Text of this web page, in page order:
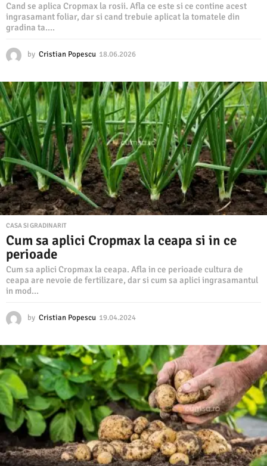
Cand se aplica Cropmax la rosii. Afla ce este si ce contine acest
ingrasamant foliar, dar si cand trebuie aplicat la tomatele din
gradina ta....
by Cristian Popescu 18.06.2026
0
6
2
0
2
6
CASA SI GRADINARIT
Cum sa aplici Cropmax la ceapa si in ce
perioade
Cum sa aplici Cropmax la ceapa. Afla in ce perioade cultura de
ceapa are nevoie de fertilizare, dar si cum sa aplici ingrasamantul
in mod...
by Cristian Popescu 19.04.2024
4
.
2
0
2
4